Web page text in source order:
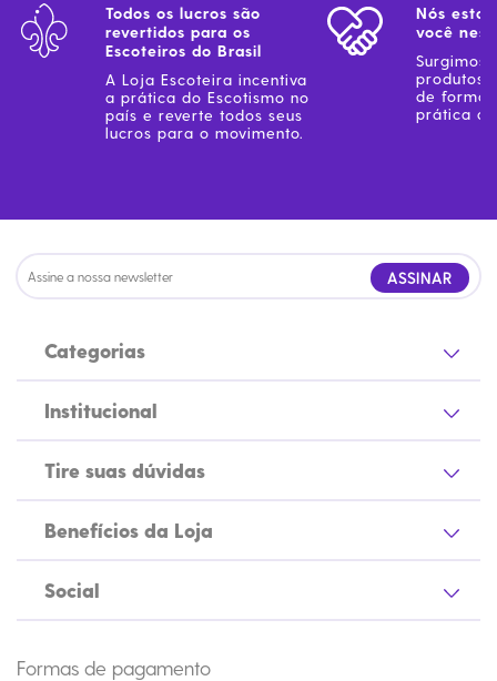
Todos os lucros são
revertidos para os
Escoteiros do Brasil
A Loja Escoteira incentiva
a prática do Escotismo no
país e reverte todos seus
lucros para o movimento.
Nós
você
Surgimos
produtos
de forma
prática
ASSINAR
Categorias
Institucional
Tire suas dúvidas
Benefícios da Loja
Social
Formas de pagamento